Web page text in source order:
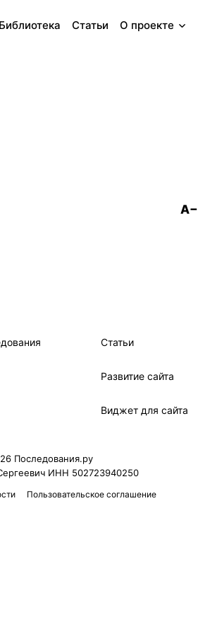
Библиотека Статьи О проекте
A−
Статьи
Развитие сайта
Виджет для сайта
Последования.ру
ИНН 502723940250
Пользовательское соглашение